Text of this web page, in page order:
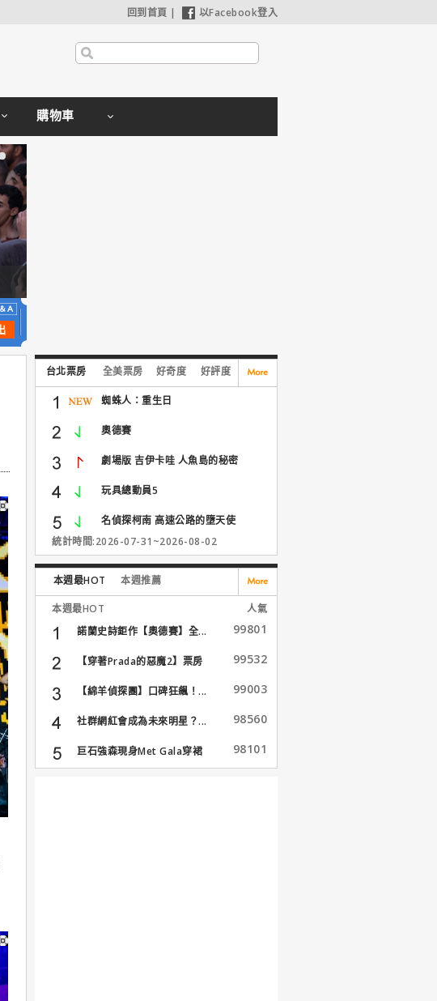
回到首頁 | 以Facebook登入
購物車
台北票房 全美票房 好奇度 好評度
蜘蛛人：重生日
奧德賽
劇場版 吉伊卡哇 人魚島的秘密
玩具總動員5
名偵探柯南 高速公路的墮天使
統計時間:2026-07-31~2026-08-02
本週最HOT 本週推薦
本週最HOT
人氣
諾蘭史詩鉅作【奧德賽】全...
99801
【穿著Prada的惡魔2】票房
99532
【綿羊偵探團】口碑狂飆！... 99003
社群網紅會成為未來明星？... 98560
巨石強森現身Met Gala穿裙
子...
98101